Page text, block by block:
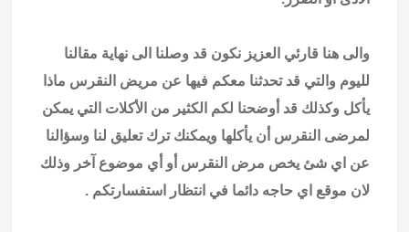
والى هنا قارئي العزيز نكون قد وصلنا الى نهاية مقالنا
لليوم والتي قد تحدثنا معكم فيها عن مريض النقرس ماذا
يأكل وكذلك قد أوضحنا لكم الكثير من الأكلات التي يمكن
لمرضى النقرس أن يأكلها ويمكنك ترك تعليق لنا وسؤالنا
عن اي شئ يخص مرض النقرس أو أي موضوع آخر وذلك
لان موقع اي حاجه دائما في انتظار استفسارتكم .